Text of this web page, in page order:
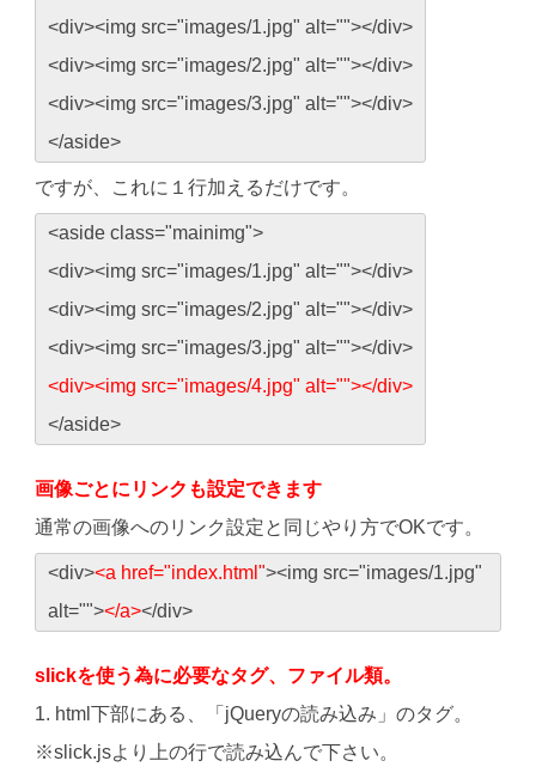
<div><img src="images/1.jpg" alt=""></div>
<div><img src="images/2.jpg" alt=""></div>
<div><img src="images/3.jpg" alt=""></div>
</aside>
ですが、これに１行加えるだけです。
<aside class="mainimg">
<div><img src="images/1.jpg" alt=""></div>
<div><img src="images/2.jpg" alt=""></div>
<div><img src="images/3.jpg" alt=""></div>
<div><img src="images/4.jpg" alt=""></div>
</aside>
画像ごとにリンクも設定できます
通常の画像へのリンク設定と同じやり方でOKです。
<div><a href="index.html"><img src="images/1.jpg"
alt=""></a></div>
slickを使う為に必要なタグ、ファイル類。
1. html下部にある、「jQueryの読み込み」のタグ。
※slick.jsより上の行で読み込んで下さい。